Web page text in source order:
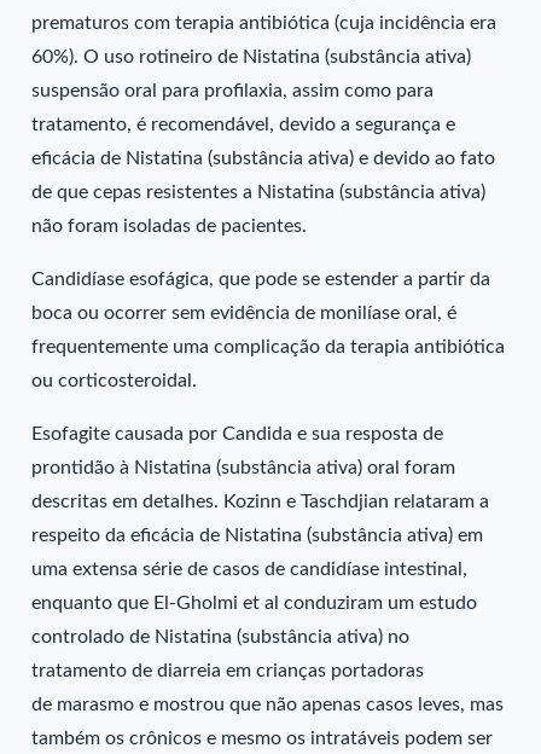
prematuros com terapia antibiótica (cuja incidência era
60%). O uso rotineiro de Nistatina (substância ativa)
suspensão oral para profilaxia, assim como para
tratamento, é recomendável, devido a segurança e
eficácia de Nistatina (substância ativa) e devido ao fato
de que cepas resistentes a Nistatina (substância ativa)
não foram isoladas de pacientes.
Candidíase esofágica, que pode se estender a partir da
boca ou ocorrer sem evidência de monilíase oral, é
frequentemente uma complicação da terapia antibiótica
ou corticosteroidal.
Esofagite causada por Candida e sua resposta de
prontidão à Nistatina (substância ativa) oral foram
descritas em detalhes. Kozinn e Taschdjian relataram a
respeito da eficácia de Nistatina (substância ativa) em
uma extensa série de casos de candidíase intestinal,
enquanto que El-Gholmi et al conduziram um estudo
controlado de Nistatina (substância ativa) no
tratamento de diarreia em crianças portadoras
de marasmo e mostrou que não apenas casos leves, mas
também os crônicos e mesmo os intratáveis podem ser